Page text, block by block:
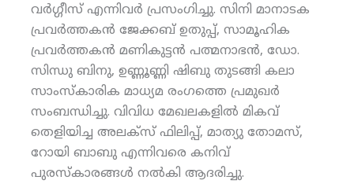
വര്‍ഗ്ഗീസ് എന്നിവര്‍ പ്രസംഗിച്ചു. സിനി മാനാടക
പ്രവര്‍ത്തകന്‍ ജേക്കബ് ഉതുപ്പ്, സാമൂഹിക
പ്രവര്‍ത്തകന്‍ മണികുട്ടന്‍ പത്മനാഭന്‍, ഡോ.
സിന്ധു ബിനു, ഉണ്ണൂണ്ണി ഷിബു തുടങ്ങി കലാ
സാംസ്‌കാരിക മാധ്യമ രംഗത്തെ പ്രമുഖര്‍
സംബന്ധിച്ചു. വിവിധ മേഖലകളില്‍ മികവ്
തെളിയിച്ച അലക്‌സ് ഫിലിപ്പ്, മാത്യു തോമസ്,
റോയി ബാബു എന്നിവരെ കനിവ്
പുരസ്‌കാരങ്ങള്‍ നല്‍കി ആദരിച്ചു.